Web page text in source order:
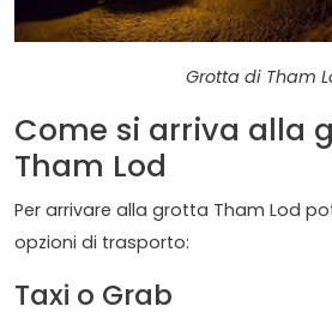
Grotta di Tham
Come si arriva alla
Tham Lod
Per arrivare alla grotta Tham Lod
opzioni di trasporto:
Taxi o Grab